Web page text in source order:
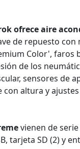
ofrece aire
de repuesto
Color', faros
de los
sensores
altura y
vienen de
tarjeta SD (2) y